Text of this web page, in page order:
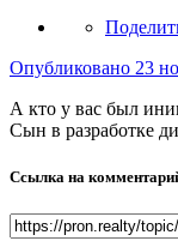
Опубликовано 23
А кто у вас был
Сын в разработке
Ссылка на